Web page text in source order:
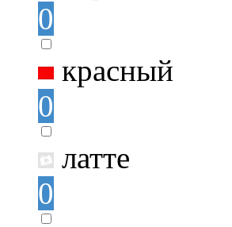
0
красный
0
латте
0